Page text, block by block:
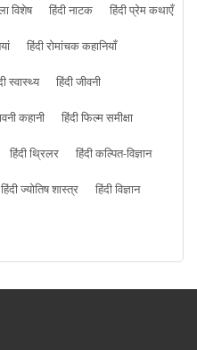
विशेष हिंदी नाटक
हिंदी प्रेम कथाएँ
हिंदी रोमांचक कहानियाँ
स्वास्थ्य
हिंदी जीवनी
कहानी
हिंदी फिल्म समीक्षा
हिंदी थ्रिलर
हिंदी कल्पित-विज्ञान
हिंदी ज्योतिष शास्त्र
हिंदी विज्ञान